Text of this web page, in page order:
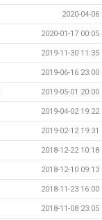
2020-04-06
2020-01-17 00:05
2019-11-30 11:35
2019-06-16 23:00
2019-05-01 20:00
2019-04-02 19:22
2019-02-12 19:31
2018-12-22 10:18
2018-12-10 09:13
2018-11-23 16:00
2018-11-08 23:05